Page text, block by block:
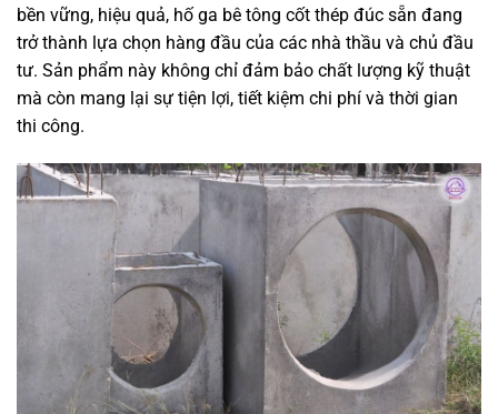
bền vững, hiệu quả, hố ga bê tông cốt thép đúc sẵn đang
trở thành lựa chọn hàng đầu của các nhà thầu và chủ đầu
tư. Sản phẩm này không chỉ đảm bảo chất lượng kỹ thuật
mà còn mang lại sự tiện lợi, tiết kiệm chi phí và thời gian
thi công.